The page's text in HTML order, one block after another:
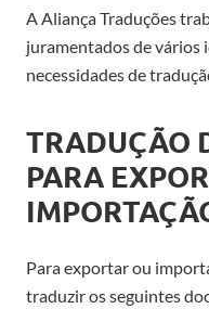
A Aliança Traduções
juramentados de vários
necessidades de
TRADUÇÃO
PARA
Para exportarou
traduzir os seguintes